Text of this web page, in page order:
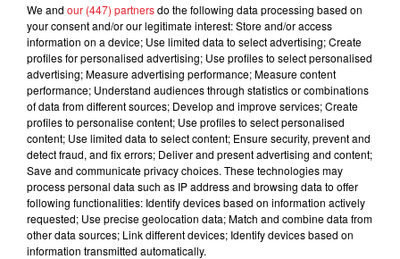
0:00 15 min 42 sec
2 décembre 2023 - 15 min 42 sec
We and our (447) partnersdo the following data processing based on
your consent and/or our legitimate interest: Store and/or access
information on a device; Use limited data to select advertising; Create
profiles for personalised advertising; Use profiles to select personalised
advertising; Measure advertising performance; Measure content
performance; Understand audiences through statistics or combinations
of data from different sources; Develop and improve services; Create
profiles to personalise content; Use profiles to select personalised
content; Use limited data to select content; Ensure security, prevent and
detect fraud, and fix errors; Deliver and present advertising and content;
Save and communicate privacy choices. These technologies may
process personal data such as IP address and browsing data to offer
following functionalities: Identify devices based on information actively
requested; Use precise geolocation data; Match and combine data from
other data sources; Link different devices; Identify devices based on
information transmitted automatically.